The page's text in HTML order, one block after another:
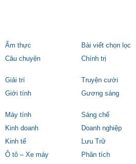
Ẩm thực Bài viết chọn lọc
Câu chuyện
Chính trị
Giải trí
Truyện cười
Giới tính
Gương sáng
Máy tính
Sáng chế
Kinh doanh
Doanh nghiệp
Kinh tế
Lưu Trữ
Ô tô – Xe máy
Phân tích